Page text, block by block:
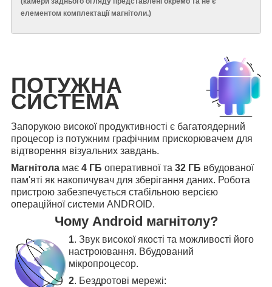
елементом комплектації магнітоли.)
ПОТУЖНА
СИСТЕМА
Запорукою високої продуктивності є багатоядерний
процесор із потужним графічним прискорювачем для
відтворення візуальних завдань.
Магнітола має 4 ГБ оперативної та 32 ГБ вбудованої
пам'яті як накопичувач для зберігання даних. Робота
пристрою забезпечується стабільною версією
операційної системи ANDROID.
Чому Android магнітолу?
1. Звук високої якості та можливості його
настроювання. Вбудований
мікропроцесор.
2. Бездротові мережі: